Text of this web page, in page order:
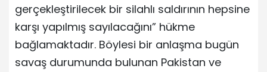
gerçekleştirilecek bir silahlı saldırının hepsine
karşı yapılmış sayılacağını” hükme
bağlamaktadır. Böylesi bir anlaşma bugün
savaş durumunda bulunan Pakistan ve